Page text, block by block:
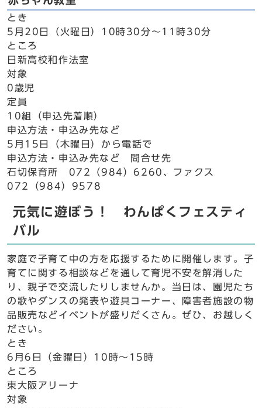
とき
5月20日（火曜日）10時30分～11時30分
ところ
日新高校和作法室
対象
0歳児
定員
10組（申込先着順）
申込方法・申込み先など
5月15日（木曜日）から電話で
申込方法・申込み先など 問合せ先
石切保育所 072（984）6260、ファクス
072（984）9578
元気に遊ぼう！ わんぱくフェスティ
バル
家庭で子育て中の方を応援するために開催します。子
育てに関する相談などを通して育児不安を解消した
り、親子で交流したりしませんか。当日は、園児たち
の歌やダンスの発表や遊具コーナー、障害者施設の物
品販売などイベントが盛りだくさん。ぜひ、お越しく
ださい。
とき
6月6日（金曜日）10時～15時
ところ
東大阪アリーナ
対象